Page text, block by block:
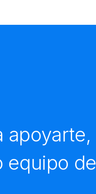
apoyarte,
equipo de